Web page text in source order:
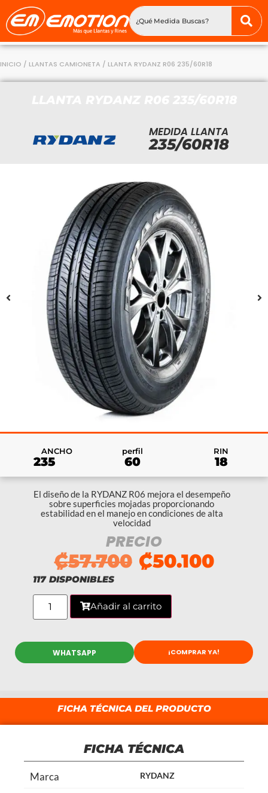
INICIO / LLANTAS CAMIONETA / LLANTA RYDANZ R06 235/60R18
MEDIDA LLANTA
235/60R18
ANCHO
235
perfil
60
RIN
18
El diseño de la RYDANZ R06 mejora el desempeño
sobre superficies mojadas proporcionando
estabilidad en el manejo en condiciones de alta
velocidad
PRECIO
₡57.700 ₡50.100
117 DISPONIBLES
Añadir al carrito
WHATSAPP ¡COMPRAR YA!
FICHA TÉCNICA DEL PRODUCTO
FICHA TÉCNICA
Marca RYDANZ